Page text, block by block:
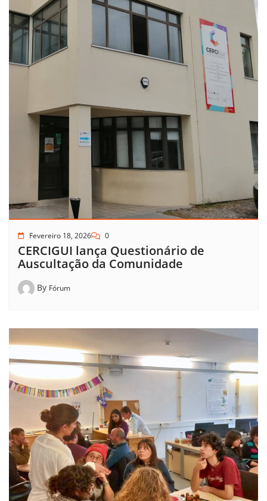
Fevereiro 18, 2026 0
CERCIGUI lança Questionário de
Auscultação da Comunidade
By Fórum